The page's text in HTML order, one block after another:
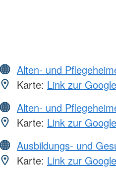
Alten- und
Karte: Link zur
Alten- und
Karte: Link zur
Ausbildungs- und
Karte: Link zur